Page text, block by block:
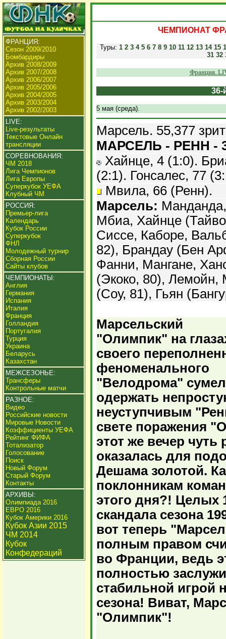
ФРАНЦИЯ:
Сезон 2009/2010
Бомбардиры
Архив 2008/2009
Архив 2007/2008
Архив 2006/2007
Архив 2005/2006
Архив 2004/2005
Архив 2003/2004
Архив 2002/2003
LIVE:
Live-результаты
Текстовые Онлайн
трансляции
СОРЕВНОВАНИЯ:
ЧМ 2018
Лига Чемпионов
Лига Европы
Суперкубок УЕФА
Клубный ЧМ
РОССИЯ:
Премьер-лига
Календарь
Кубок России
Суперкубок
ФНЛ
Молодежный турнир
Сборная России
Сайты клубов
ЧЕМПИОНАТЫ:
Англия
Германия
Испания
Италия
Франция
Голландия
Португалия
Турция
Украина
Беларусь
Казахстан
МЕЖСЕЗОНЬЕ:
Трансферы
Контрольные матчи
РАЗНОЕ:
Видео
Российские новости
Мировые Новости
Коэффициенты УЕФА
Рейтинг ФИФА
Тотализатор
Голосование
Поиск
Новый Форум
Старый Форум
Контакты
АРХИВЫ:
Олимпиада 2016
ЕВРО 2016
Кубок Америки 2016
Кубок Азии 2015
ЧМ 2014
Кубок
Конфедераций
ЧЕМПИОНАТ
Туры: 1 2 3 4 5 6 7 8 9 10 11 12 13 14 15
31 32
Франция.
36-
5 мая (среда).
Марсель. 55,377
МАРСЕЛЬ - РЕНН -
Хайнце, 4 (1:0).
(2:1). Гонсалес, 77
Мвила, 66 (Ренн).
Марсель:
Мбиа, Хайнце
Сиссе, Каборе,
82), Брандау (Бен
Фанни, Мангане,
(Экоко, 80),
(Соу, 81), Гьян
Марсельский
"Олимпик" на
своего
феноменального
"Велодрома" сумел
одержать
неуступчивым
свете поражения
этот же вечер чуть
оказалась для
Дешама золотой.
поклонникам
этого дня?! Целых
скандала сезона
вот теперь
полным правом
во Франции, ведь
полностью
стабильной игрой
сезона! Виват,
"Олимпик"!